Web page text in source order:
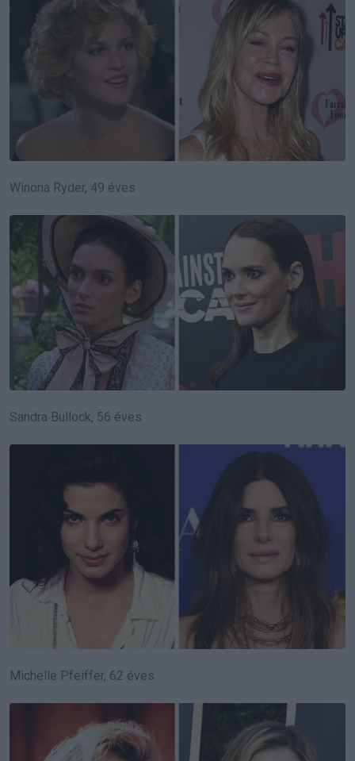
Winona Ryder, 49 éves
Sandra Bullock, 56 éves
Michelle Pfeiffer, 62 éves